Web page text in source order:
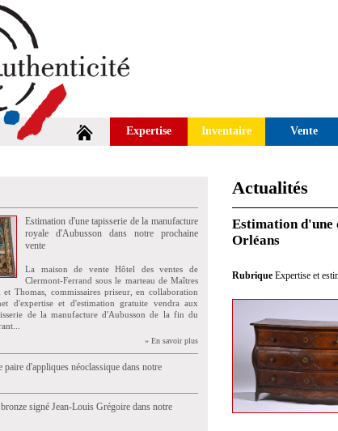
Expertise Inventaire Vente
Estimation d'une tapisserie de la manufacture
royale d'Aubusson dans notre prochaine
vente
La maison de vente Hôtel des ventes de
Clermont-Ferrand sous le marteau de Maîtres
et Thomas, commissaires priseur, en collaboration
d'expertise et d'estimation gratuite vendra aux
de la manufacture d'Aubusson de la fin du
» En savoir plus
d'appliques néoclassique dans notre
signé Jean-Louis Grégoire dans notre
Actualités
Estimation d'une
Orléans
Rubrique Expertise et